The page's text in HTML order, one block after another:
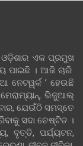
ଏକ ପ୍ରମୁଖ
ପାଇଛି । ଆଜି ଚାରି
ନେଟୱର୍କ ’ ହେଉଛି
ଭିଜୁଆଲ୍
ଯେଉଁଠି ସମସ୍ତେ
ସଦା ଚେଷ୍ଟିତ ।
ବୃତ୍ତି, ପର୍ଯ୍ୟଟନ,